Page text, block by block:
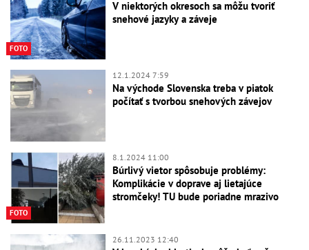
FOTO
V niektorých okresoch sa môžu tvoriť
snehové jazyky a záveje
12.1.2024 7:59
Na východe Slovenska treba v piatok
počítať s tvorbou snehových závejov
FOTO
8.1.2024 11:00
Búrlivý vietor spôsobuje problémy:
Komplikácie v doprave aj lietajúce
stromčeky! TU bude poriadne mrazivo
26.11.2023 12:40